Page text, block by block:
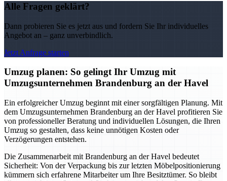
Alle Fragen geklärt?
Dann probieren Sie es jetzt aus und fordern Sie Ihr individuelles
Angebot an – ganz unverbindlich.
Jetzt Anfrage starten
Umzug planen: So gelingt Ihr Umzug mit
Umzugsunternehmen Brandenburg an der Havel
Ein erfolgreicher Umzug beginnt mit einer sorgfältigen Planung. Mit
dem Umzugsunternehmen Brandenburg an der Havel profitieren Sie
von professioneller Beratung und individuellen Lösungen, die Ihren
Umzug so gestalten, dass keine unnötigen Kosten oder
Verzögerungen entstehen.
Die Zusammenarbeit mit Brandenburg an der Havel bedeutet
Sicherheit: Von der Verpackung bis zur letzten Möbelpositionierung
kümmern sich erfahrene Mitarbeiter um Ihre Besitztümer. So bleibt